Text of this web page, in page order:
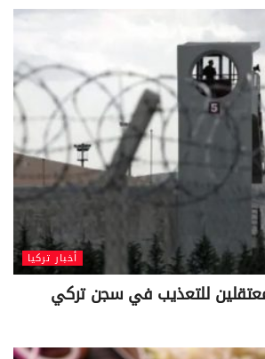
أخبار تركيا